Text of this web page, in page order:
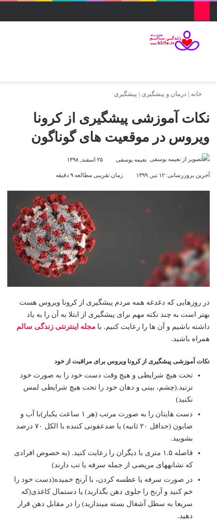
خانه | درمان و پیشگیری | پیشگیری
نکات آموزشی پیشگیری از کرونا
ویروس در موقعیت های گوناگون
نعیمه یوسفی ۲۵ اسفند, ۱۳۹۸
آخرین بروزرسانی: ۱۲ تیر, ۱۳۹۹ زمان تقریبی مطالعه ۹ دقیقه
در روزهایی که دغدغه همه مردم پیشگیری از کرونا ویروس هست
بهتر است به چند نکته مهم برای پیشگیری از ابتلا به آن را به یاد
داشته باشیم و آن ها را رعایت کنیم. با مجله اینترنتی زندگی سالم
همراه باشید.
نکات آموزشی پیشگیری از کرونا ویروس برای مراقبت از خود
تحت هیچ شرایطی و هیچ وقت دست خود را به صورت خود
نزنید.(چشم، بینی و دهان خود را تحت هیچ شرایطی لمس
نکنید)
دست هایتان را به صورت مرتب (هر ۱ ساعت یکبار)با آب و
صابون (حداقل ۲۰ ثانیه) یا ضدعفونی کننده با الکل ۷۰ درصد
بشویید.
فاصله ۱.۵ متری با دیگران را رعایت کنید. (به خصوص افرادی
که نشانههای مریضی از جمله سرفه یا تب دارند)
در صورت سرفه یا عطسه کردن، با آرنج خمیده(دست خود را
خم کنید و آرنج را جلوی دهن بگذارید) یا دستمال کاغذی(که
سریعا به سطل آشغال بسته میندازید) را در مقابل دهن قرار
دهید.